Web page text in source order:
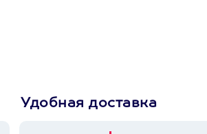
Удобная доставка